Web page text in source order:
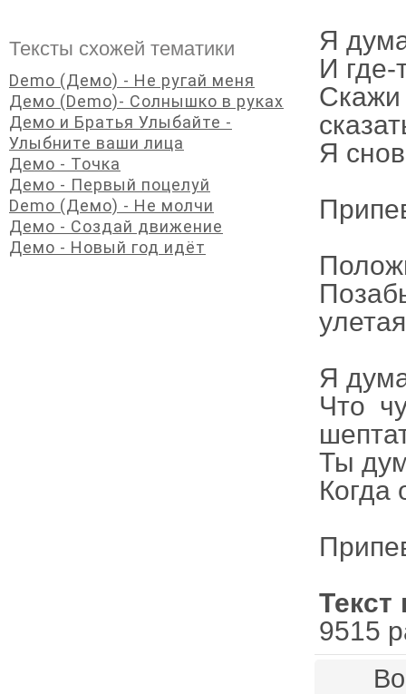
Я
И где-
Я
Я
Что
Ты
Когда
Текст
9515
Тексты схожей тематики
Demo (Демо) - Не ругай меня
Демо (Demo)- Солнышко в руках
Демо и Братья Улыбайте -
Улыбните ваши лица
Демо - Точка
Демо - Первый поцелуй
Demo (Демо) - Не молчи
Демо - Создай движение
Демо - Новый год идёт